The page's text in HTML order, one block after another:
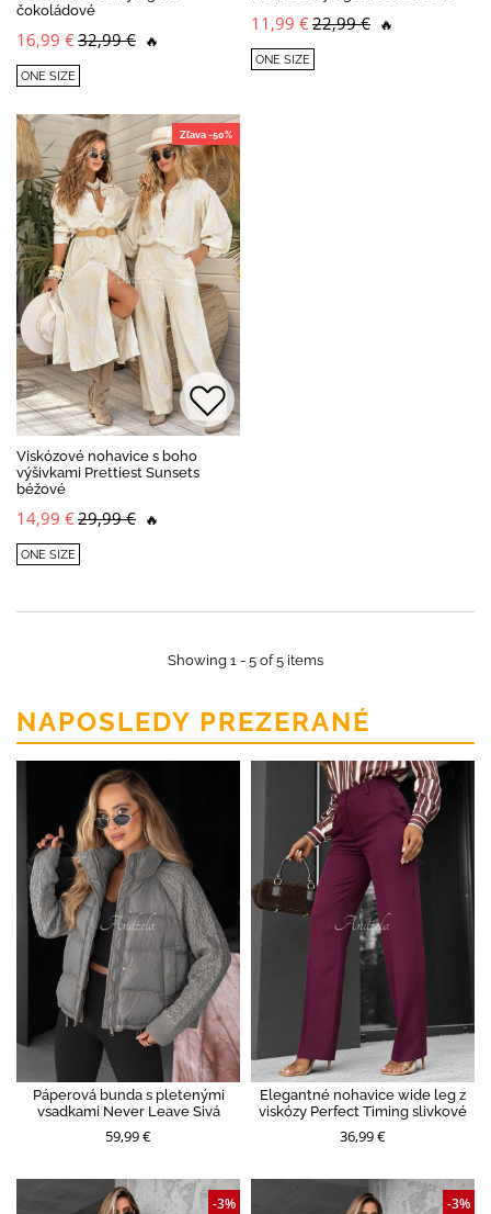
čokoládové
16,99 €32,99 € 🔥
ONE SIZE
11,99 €22,99 € 🔥
ONE SIZE
Zľava -50%
Viskózové nohavice s boho
výšivkami Prettiest Sunsets
béžové
14,99 €29,99 € 🔥
ONE SIZE
Showing 1 - 5 of 5 items
NAPOSLEDY PREZERANÉ
Páperová bunda s pletenými
vsadkami Never Leave Sivá
59,99 €
Elegantné nohavice wide leg z
viskózy Perfect Timing slivkové
36,99 €
-3% -3%